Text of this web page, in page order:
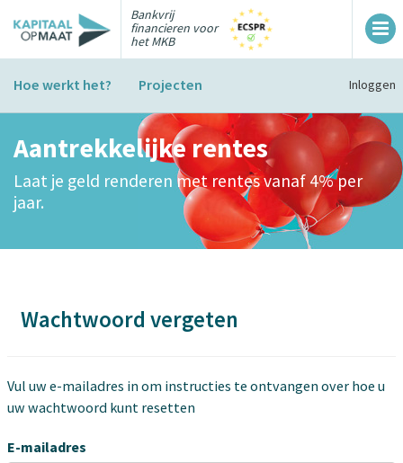
Bankvrij
financieren voor
het MKB
Hoe werkt het? Projecten Inloggen
Aantrekkelijke rentes
Laat je geld renderen met rentes vanaf 4% per
jaar.
Wachtwoord vergeten
Vul uw e-mailadres in om instructies te ontvangen over hoe u
uw wachtwoord kunt resetten
E-mailadres